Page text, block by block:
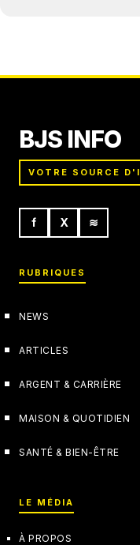
BJS INFO
VOTRE SOURCE
f X ≋
RUBRIQUES
NEWS
ARTICLES
ARGENT & CARRIÈRE
MAISON & QUOTIDIEN
SANTÉ & BIEN-ÊTRE
LE MÉDIA
À PROPOS